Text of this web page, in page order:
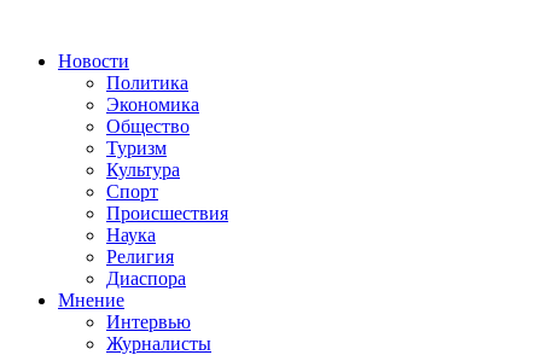
Новости
Политика
Экономика
Общество
Туризм
Культура
Спорт
Происшествия
Наука
Религия
Диаспора
Мнение
Интервью
Журналисты